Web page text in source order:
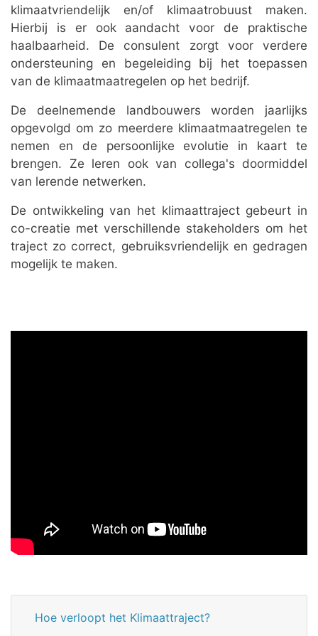
klimaatvriendelijk en/of klimaatrobuust maken.
Hierbij is er ook aandacht voor de praktische
haalbaarheid. De consulent zorgt voor verdere
ondersteuning en begeleiding bij het toepassen
van de klimaatmaatregelen op het bedrijf.
De deelnemende landbouwers worden jaarlijks
opgevolgd om zo meerdere klimaatmaatregelen te
nemen en de persoonlijke evolutie in kaart te
brengen. Ze leren ook van collega's doormiddel
van lerende netwerken.
De ontwikkeling van het klimaattraject gebeurt in
co-creatie met verschillende stakeholders om het
traject zo correct, gebruiksvriendelijk en gedragen
mogelijk te maken.
Hoe verloopt het Klimaattraject?